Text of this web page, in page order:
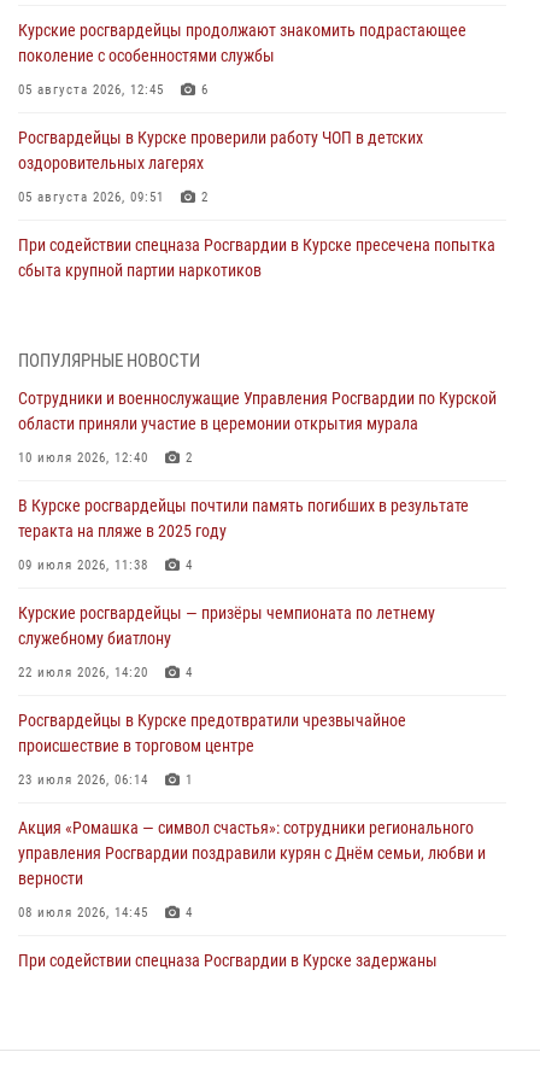
Курские росгвардейцы продолжают знакомить подрастающее
поколение с особенностями службы
05 августа 2026, 12:45 6
Росгвардейцы в Курске проверили работу ЧОП в детских
оздоровительных лагерях
05 августа 2026, 09:51 2
При содействии спецназа Росгвардии в Курске пресечена попытка
сбыта крупной партии наркотиков
За прошедшую неделю росгвардейцы Курской области проверили
04 августа 2026, 07:00
В Курской области росгвардейцы за прошедшую неделю совершили
03 августа 2026, 09:46
За прошедшую неделю росгвардейцы Курской области проверили
30 июля 2026, 07:00
Курские росгвардейцы приняли участие в благодарственном
28 июля 2026, 13:17
ПОПУЛЯРНЫЕ НОВОСТИ
Сотрудники и военнослужащие Управления Росгвардии по Курской
области приняли участие в церемонии открытия мурала
10 июля 2026, 12:40 2
В Курске росгвардейцы почтили память погибших в результате
теракта на пляже в 2025 году
09 июля 2026, 11:38 4
Курские росгвардейцы — призёры чемпионата по летнему
служебному биатлону
22 июля 2026, 14:20 4
Росгвардейцы в Курске предотвратили чрезвычайное
происшествие в торговом центре
23 июля 2026, 06:14 1
Акция «Ромашка — символ счастья»: сотрудники регионального
управления Росгвардии поздравили курян с Днём семьи, любви и
верности
08 июля 2026, 14:45 4
При содействии спецназа Росгвардии в Курске задержаны